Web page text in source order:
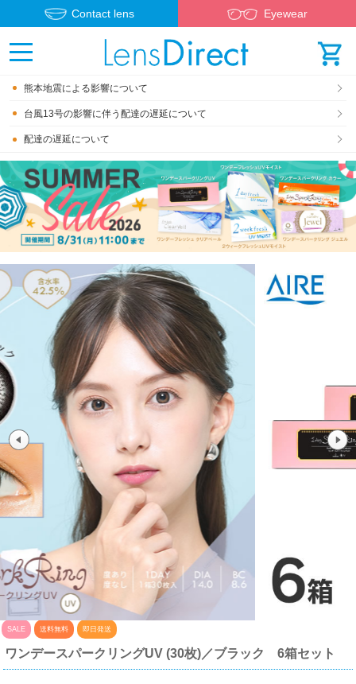
Contact lens Eyewear
熊本地震による影響について
台風13号の影響に伴う配達の遅延について
配達の遅延について
SALE 送料無料 即日発送
ワンデースパークリングUV (30枚)／ブラック 6箱セット